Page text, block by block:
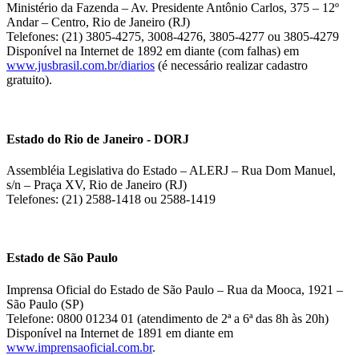
Ministério da Fazenda – Av. Presidente Antônio Carlos, 375 – 12º
Andar – Centro, Rio de Janeiro (RJ)
Telefones: (21) 3805-4275, 3008-4276, 3805-4277 ou 3805-4279
Disponível na Internet de 1892 em diante (com falhas) em
www.jusbrasil.com.br/diarios (é necessário realizar cadastro
gratuito).
Estado do Rio de Janeiro - DORJ
Assembléia Legislativa do Estado – ALERJ – Rua Dom Manuel,
s/n – Praça XV, Rio de Janeiro (RJ)
Telefones: (21) 2588-1418 ou 2588-1419
Estado de São Paulo
Imprensa Oficial do Estado de São Paulo – Rua da Mooca, 1921 –
São Paulo (SP)
Telefone: 0800 01234 01 (atendimento de 2ª a 6ª das 8h às 20h)
Disponível na Internet de 1891 em diante em
www.imprensaoficial.com.br.